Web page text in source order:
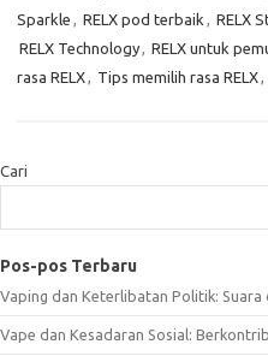
Sparkle , RELX pod terbaik , RELX
RELX Technology, RELX untuk
rasa RELX, Tips memilih rasa RELX,
Cari
Pos-pos Terbaru
Vaping dan Keterlibatan Politik: Suara
Vape dan Kesadaran Sosial: